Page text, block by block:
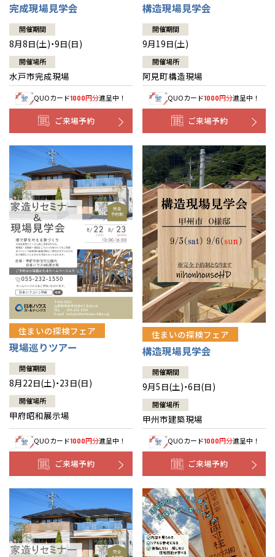
完成現場見学会
開催期間
8月8日(土)・9日(日)
開催場所
水戸市完成現場
QUOカード1000円分進呈中！
ご来場予約
構造現場見学会
開催期間
9月19日(土)
開催場所
阿見町構造現場
QUOカード1000円分進呈中！
ご来場予約
住まいの探検フェア
現場巡りツアー
開催期間
8月22日(土)・23日(日)
開催場所
甲府昭和展示場
QUOカード1000円分進呈中！
ご来場予約
住まいの探検フェア
構造現場見学会
開催期間
9月5日(土)・6日(日)
開催場所
甲州市建築現場
QUOカード1000円分進呈中！
ご来場予約